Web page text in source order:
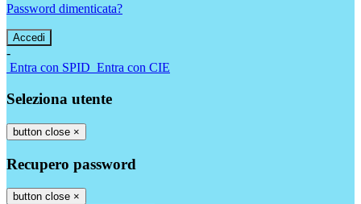
Password dimenticata?
-
Entra con SPID Entra con CIE
Seleziona utente
button close ×
Recupero password
button close ×